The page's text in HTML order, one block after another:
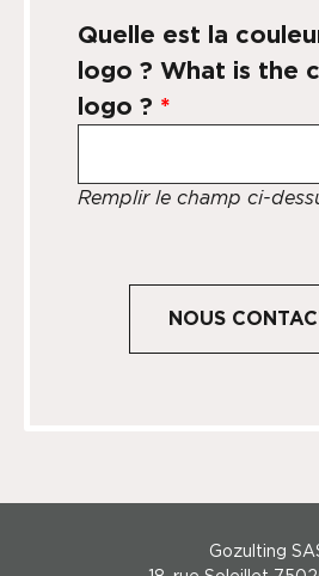
Quelle est la
logo ? What is the
logo ? *
Remplir le champ ci-
Gozulting